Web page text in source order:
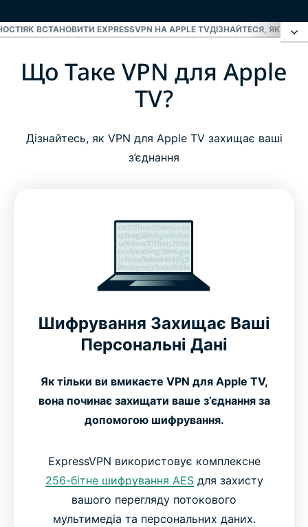
ЯК ВСТАНОВИТИ EXPRESSVPN НА APPLE TVДІЗНАЙТЕСЯ, ЯК
Що Таке VPN для Apple TV?
Навіщо використовувати VPN для Apple TV?
ExpressVPN для Apple TV: Ключові
Як Встановити ExpressVPN на Apple TV
Дізнайтеся, Як ExpressVPN Працює на Apple TV
Сумісна з Усіма Поколіннями Apple TV
Безкоштовні чи Платні VPN для Apple TV
ЧаПи: Про VPN для Apple TV
Що Таке VPN для Apple
TV?
Дізнайтесь, як VPN для Apple TV захищає ваші
з’єднання
Шифрування Захищає Ваші
Персональні Дані
Як тільки ви вмикаєте VPN для Apple TV,
вона починає захищати ваше з’єднання за
допомогою шифрування.
ExpressVPN використовує комплексне
256-бітне шифрування AESдля захисту
вашого перегляду потокового
мультимедіа та персональних даних.